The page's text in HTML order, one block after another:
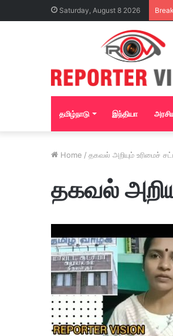
Saturday, August 8 2026
தமிழ்நாடு இந்தியா
Home / தகவல் அறியும் உரிமைச்
தகவல்